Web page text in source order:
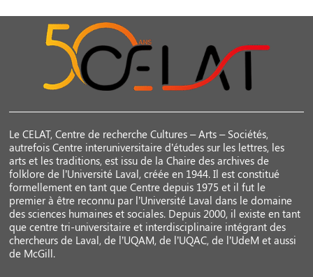
Le CELAT, Centre de recherche Cultures – Arts – Sociétés,
autrefois Centre interuniversitaire d’études sur les lettres, les
arts et les traditions, est issu de la Chaire des archives de
folklore de l’Université Laval, créée en 1944. Il est constitué
formellement en tant que Centre depuis 1975 et il fut le
premier à être reconnu par l’Université Laval dans le domaine
des sciences humaines et sociales. Depuis 2000, il existe en tant
que centre tri-universitaire et interdisciplinaire intégrant des
chercheurs de Laval, de l’UQAM, de l’UQAC, de l’UdeM et aussi
de McGill.